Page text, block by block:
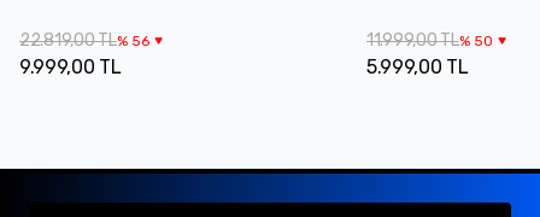
22.819,00 TL% 56
9.999,00 TL
11.999,00 TL% 50
5.999,00 TL